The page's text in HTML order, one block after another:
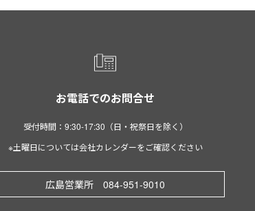
お電話でのお問合せ
受付時間：9:30-17:30（日・祝祭日を除く）
※土曜日については会社カレンダーをご確認ください
広島営業所 084-951-9010